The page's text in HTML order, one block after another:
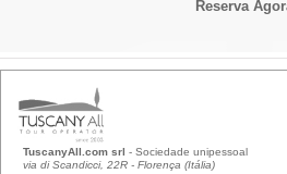
Reserva
TuscanyAll.com srl - Sociedade unipessoal
via di Scandicci, 22R - Florença (Itália)